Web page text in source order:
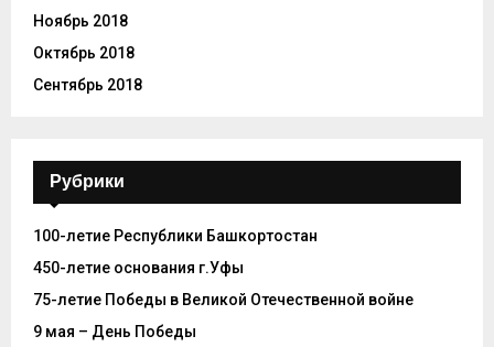
Ноябрь 2018
Октябрь 2018
Сентябрь 2018
Рубрики
100-летие Республики Башкортостан
450-летие основания г.Уфы
75-летие Победы в Великой Отечественной войне
9 мая – День Победы